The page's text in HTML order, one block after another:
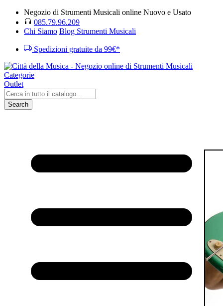
Negozio di Strumenti Musicali online Nuovo e Usato
085.79.96.209
Chi Siamo Blog Strumenti Musicali
Spedizioni gratuite da 99€*
Categorie
Outlet
Search